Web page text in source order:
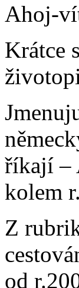
Ahoj-
Krátce
říkají –
kolem
Z
od